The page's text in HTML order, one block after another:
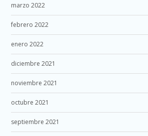
marzo 2022
febrero 2022
enero 2022
diciembre 2021
noviembre 2021
octubre 2021
septiembre 2021